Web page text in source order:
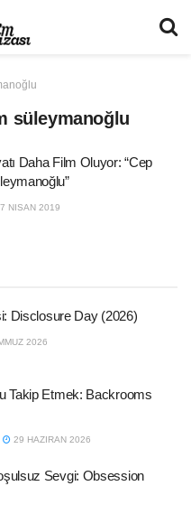
süleymanoğlu
Daha Film Oluyor: “Cep
7 NISAN 2019
Disclosure Day (2026)
2026
Takip Etmek: Backrooms
29 HAZIRAN 2026
Sevgi: Obsession